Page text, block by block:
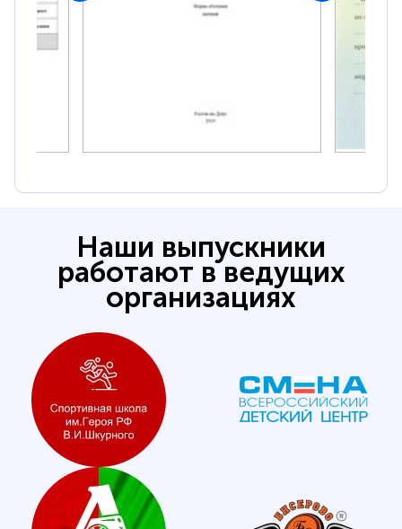
Наши выпускники
работают в ведущих
организациях